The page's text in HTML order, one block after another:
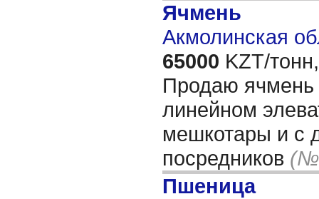
Ячмень
Акмолинская
65000 KZT/тонн,
Продаю ячмень
линейном
мешкотары и с
посредников
Пшеница